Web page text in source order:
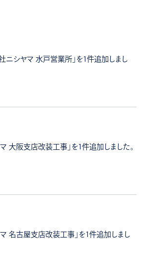
ニシヤマ 水戸営業所」を1件追加しまし
大阪支店改装工事」を1件追加しました。
名古屋支店改装工事」を1件追加しまし